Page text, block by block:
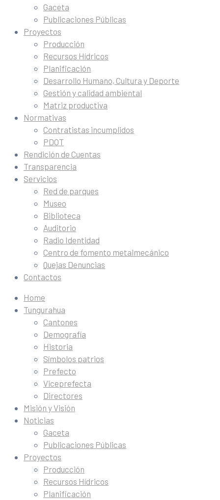
Gaceta
Publicaciones Públicas
Proyectos
Producción
Recursos Hídricos
Planificación
Desarrollo Humano, Cultura y Deporte
Gestión y calidad ambiental
Matriz productiva
Normativas
Contratistas incumplidos
PDOT
Rendición de Cuentas
Transparencia
Servicios
Red de parques
Museo
Biblioteca
Auditorio
Radio Identidad
Centro de fomento metalmecánico
Quejas Denuncias
Contactos
Home
Tungurahua
Cantones
Demografía
Historia
Símbolos patrios
Prefecto
Viceprefecta
Directores
Misión y Visión
Noticias
Gaceta
Publicaciones Públicas
Proyectos
Producción
Recursos Hídricos
Planificación